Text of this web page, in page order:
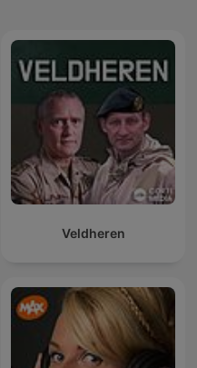
Veldheren